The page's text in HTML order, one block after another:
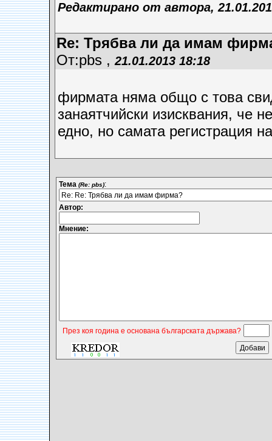
Редактирано от автора,
Re: Трябва ли да имам
От:pbs , 21.01.2013 18:18
фирмата няма общо с това
занаятчийски изисквания, че
едно, но самата регистрация
Тема (Re: pbs):
Автор:
Мнение:
През коя година е основана българската държава?